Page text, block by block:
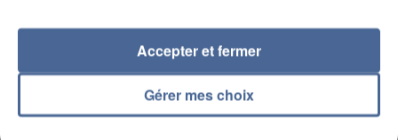
UNE TOURISTE DE L’OISE EMPORTÉE PAR UNE
COULÉE DE BOUE EN HAUTE-SAVOIE
Gérer mes choix
Accepter et fermer